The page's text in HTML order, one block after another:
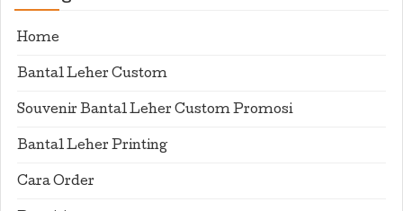
Home
Bantal Leher Custom
Souvenir Bantal Leher Custom Promosi
Bantal Leher Printing
Cara Order